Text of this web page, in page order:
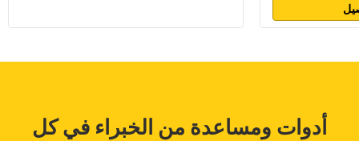
أدوات ومساعدة من الخبراء في كل